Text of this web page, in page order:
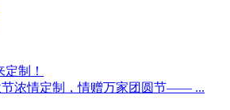
制！
浓情定制，情赠万家团圆节—— ...